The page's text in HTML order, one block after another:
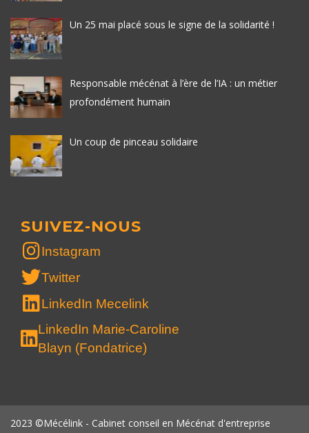
Un 25 mai placé sous le signe de la solidarité !
Responsable mécénat à l’ère de l’IA : un métier
profondément humain
Un coup de pinceau solidaire
SUIVEZ-NOUS
Instagram
Twitter
LinkedIn Mecelink
LinkedIn Marie-Caroline
Blayn (Fondatrice)
2023 ©Mécélink - Cabinet conseil en Mécénat d'entreprise